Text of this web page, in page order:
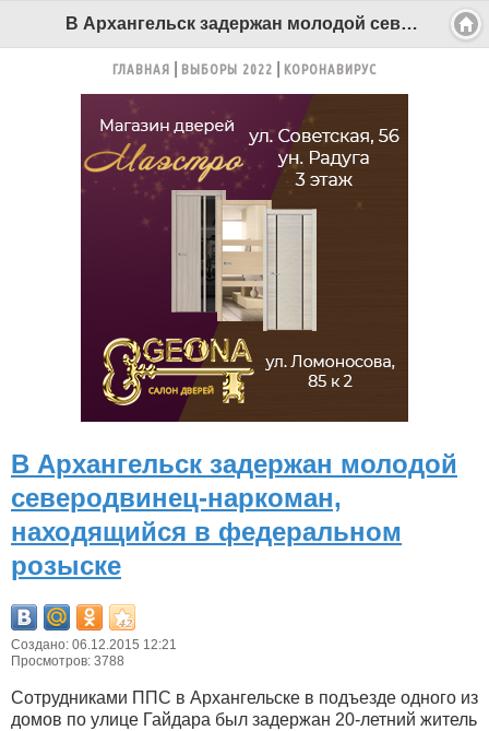
В Архангельск задержан молодой северодвинец-наркоман, находящийся в федеральном розыске - Беломорканал Северодвинск tv29.ru
ГЛАВНАЯ ВЫБОРЫ 2022 КОРОНАВИРУС
В Архангельск задержан молодой
северодвинец-наркоман,
находящийся в федеральном
розыске
Создано: 06.12.2015 12:21
Просмотров: 3788
Сотрудниками ППС в Архангельске в подъезде одного из
домов по улице Гайдара был задержан 20-летний житель